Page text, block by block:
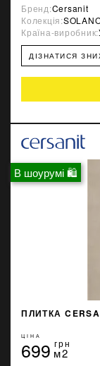
Бренд:Cersanit
Колекція:
Країна-виробник:
ДІЗНАТИСЯ
В шоурумі 🛍
ПЛИТКА
ЦІНА
699 грн
м2